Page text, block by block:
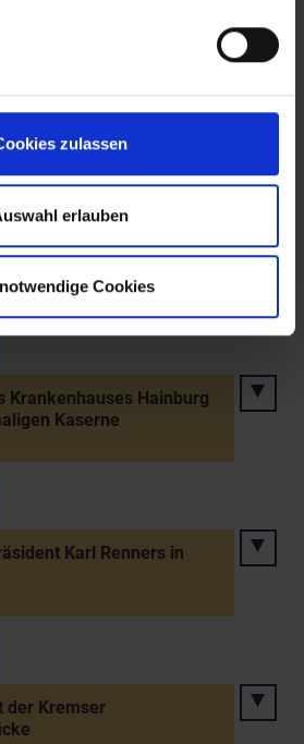
zulassen
erlauben
Cookies
eines
aus dem Osten in
Krankenhauses Hainburg
Kaserne
Karl Renners in
der Kremser